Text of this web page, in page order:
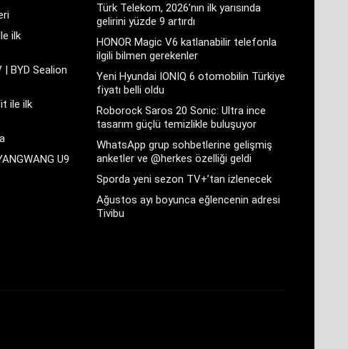
ilk
| BYD Sealion
ile ilk
U9
Türk Telekom, 2026’nın ilk yarısında
gelirini yüzde 9 artırdı
HONOR Magic V6 katlanabilir telefonla
ilgili bilmen gerekenler
Yeni Hyundai IONIQ 6 otomobilin Türkiye
fiyatı belli oldu
Roborock Saros 20 Sonic: Ultra ince
tasarım güçlü temizlikle buluşuyor
WhatsApp grup sohbetlerine gelişmiş
anketler ve @herkes özelliği geldi
Sporda yeni sezon TV+’tan izlenecek
Ağustos ayı boyunca eğlencenin adresi
Tivibu